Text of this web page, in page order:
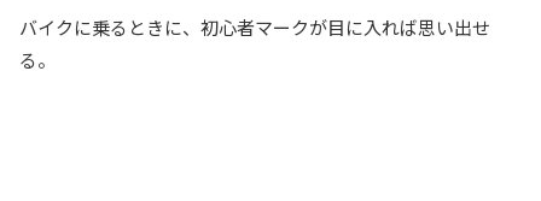
バイクに乗るときに、初心者マークが目に入れば思い出せ
る。